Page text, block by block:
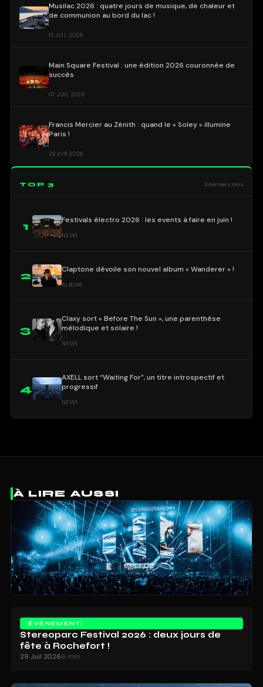
Musilac 2026 : quatre jours de musique, de chaleur et
de communion au bord du lac !
15 JUIL 2026
Main Square Festival : une édition 2026 couronnée de
succès
07 JUIL 2026
Francis Mercier au Zénith : quand le « Soley » illumine
Paris !
29 AVR 2026
TOP 3 3 derniers mois
1
Festivals électro 2026 : les events à faire en juin !
NEWS
2
Claptone dévoile son nouvel album « Wanderer » !
ALBUMS
3
Claxy sort « Before The Sun », une parenthèse
mélodique et solaire !
NEWS
4
AXELL sort “Waiting For”, un titre introspectif et
progressif
NEWS
À LIRE AUSSI
ÉVÈNEMENT
Stereoparc Festival 2026 : deux jours de
fête à Rochefort !
29 Juil 20266 min